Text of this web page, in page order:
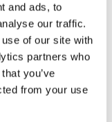
and ads, to
our traffic.
of our site with
partners who
you’ve
from your use
je vhodná na
jestli se vlivem tepla
(např. formaldehyd)
Dále by mne
např. vlivem přímého
České Budějovice